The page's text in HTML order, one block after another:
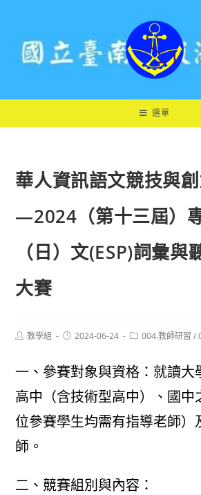
選單
華人資訊語文競技與
―2024（第十三屆）
（日）文(ESP)詞彙與
大賽
Post教學組
Post2024-06-24
Post004.教師研習 /
一、參賽對象與資格：就讀大
高中（含技術型高中）、國中
位參賽學生均需有指導老師）
師。
二、競賽組別與內容：